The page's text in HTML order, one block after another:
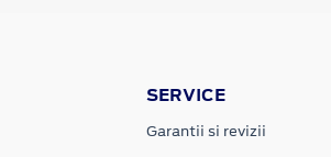
SERVICE
Garantii si revizii